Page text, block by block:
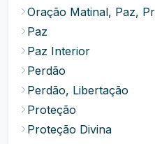
Oração Matinal, Paz,
Paz
Paz Interior
Perdão
Perdão, Libertação
Proteção
Proteção Divina